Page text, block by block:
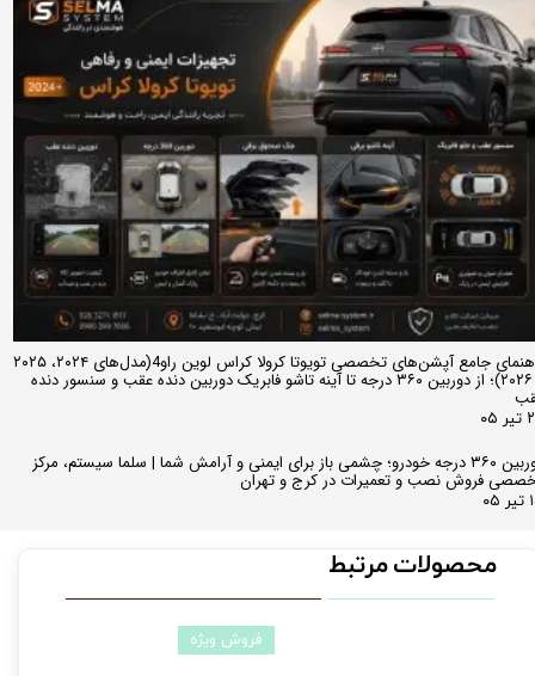
راهنمای جامع آپشن‌های تخصصی تویوتا کرولا کراس لوین راو4(مدل‌های ۲۰۲۴، ۲۰۲۵
و ۲۰۲۶)؛ از دوربین ۳۶۰ درجه تا آینه تاشو فابریک دوربین دنده عقب و سنسور دنده
دوربین ۳۶۰ درجه خودرو؛ چشمی باز برای ایمنی و آرامش شما | سلما سیستم، مرکز
فروش نصب و تعمیرات در کرج و تهران
محصولات مرتبط
فروش ویژه